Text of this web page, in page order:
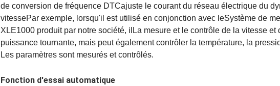
de conversion de fréquence DTCajuste le courant du réseau électrique du
vitessePar exemple, lorsqu'il est utilisé en conjonction avec leSystème de
XLE1000 produit par notre société, il La mesure et le contrôle de la vitesse et
puissance tournante, mais peut également contrôler la température, la
Les paramètres sont mesurés et contrôlés.
Fonction d'essai automatique